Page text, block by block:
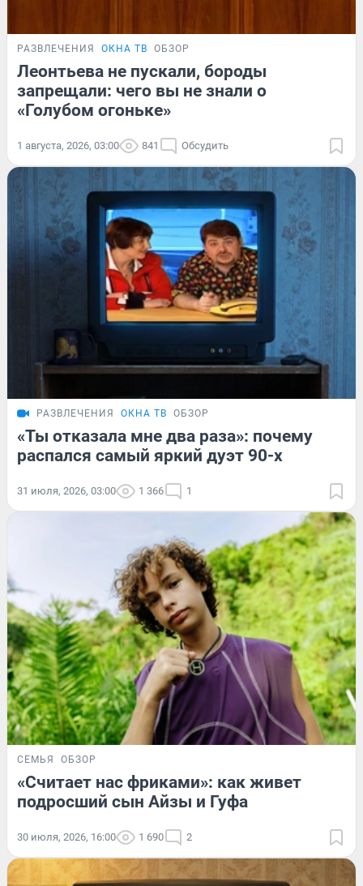
РАЗВЛЕЧЕНИЯ ОКНА ТВ ОБЗОР
Леонтьева не пускали, бороды
запрещали: чего вы не знали о
«Голубом огоньке»
1 августа, 2026, 03:00 841 Обсудить
РАЗВЛЕЧЕНИЯ ОКНА ТВ ОБЗОР
«Ты отказала мне два раза»: почему
распался самый яркий дуэт 90-х
31 июля, 2026, 03:00 1 366 1
СЕМЬЯ ОБЗОР
«Считает нас фриками»: как живет
подросший сын Айзы и Гуфа
30 июля, 2026, 16:00 1 690 2